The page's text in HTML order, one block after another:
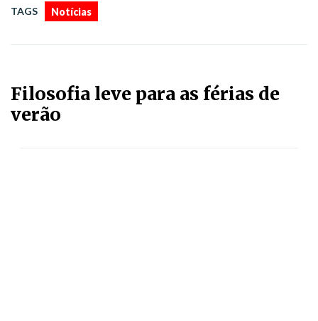
TAGS Notícias
Filosofia leve para as férias de
verão